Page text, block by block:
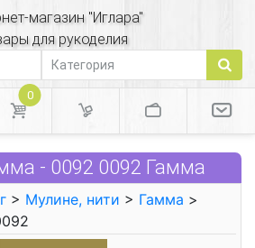
магазин "Иглара"
для рукоделия
0
- 0092 0092 Гамма
> Мулине, нити > Гамма >